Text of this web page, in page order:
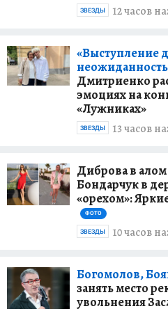
12 часов
ЗВЕЗДЫ
«Выступление
Дмитриенко
эмоциях на
«Лужниках»
13 часов
ЗВЕЗДЫ
Диброва в
Бондарчук в
«орехом»:
ФОТО
10 часов
ЗВЕЗДЫ
Богомолов,
занять место
увольнения